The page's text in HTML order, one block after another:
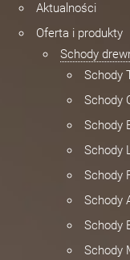
Aktualności
Oferta i produkty
Schody
Schody
Schody
Schody
Schody
Schody
Schody
Schody
Schody